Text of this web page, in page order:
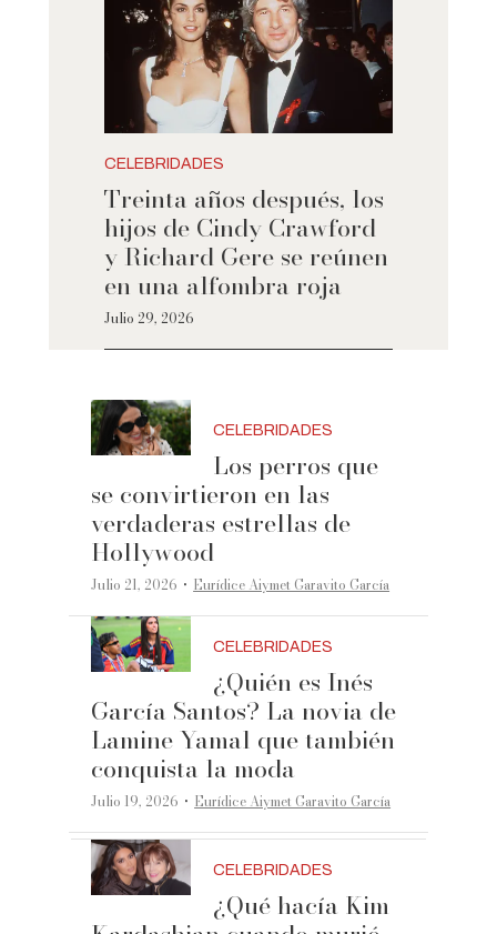
CELEBRIDADES
Treinta años después, los
hijos de Cindy Crawford
y Richard Gere se reúnen
en una alfombra roja
Julio 29, 2026
CELEBRIDADES
Los perros que
se convirtieron en las
verdaderas estrellas de
Hollywood
Julio 21, 2026 ·Eurídice Aiymet Garavito García
CELEBRIDADES
¿Quién es Inés
García Santos? La novia de
Lamine Yamal que también
conquista la moda
Julio 19, 2026 ·Eurídice Aiymet Garavito García
CELEBRIDADES
¿Qué hacía Kim